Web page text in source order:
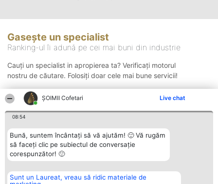
ȘOIMII Cofetari Live chat
08:54
Bună, suntem încântați să vă ajutăm! 🙂 Vă rugăm
să faceți clic pe subiectul de conversație
corespunzător! 🙂
Sunt un Laureat, vreau să ridic materiale de
Gasește un specialist
Ranking-ul îi adună pe cei mai buni din industrie
Cauți un specialist in apropierea ta? Verificați motorul
nostru de căutare. Folosiți doar cele mai bune servicii!
Organizator Ranking Plebiscyt Contact